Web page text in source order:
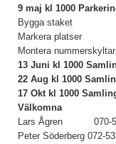
9 maj kl 1000
Bygga staket
Markera platser
Montera nummerskyltar
13 Juni kl 1000
22 Aug kl 1000
17 Okt kl 1000
Välkomna
Lars Ågren 070-
Peter Söderberg 072-